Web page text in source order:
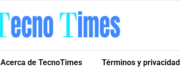
Acerca de TecnoTimes Términos y privacidad